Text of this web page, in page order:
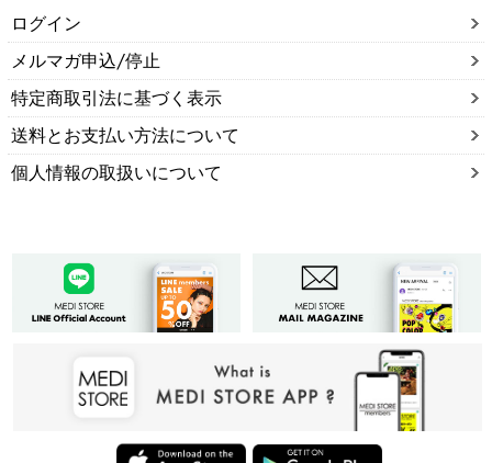
ログイン
メルマガ申込/停止
特定商取引法に基づく表示
送料とお支払い方法について
個人情報の取扱いについて